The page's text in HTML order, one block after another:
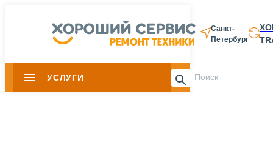
Санкт-
Петербург
УСЛУГИ 8 812 337-